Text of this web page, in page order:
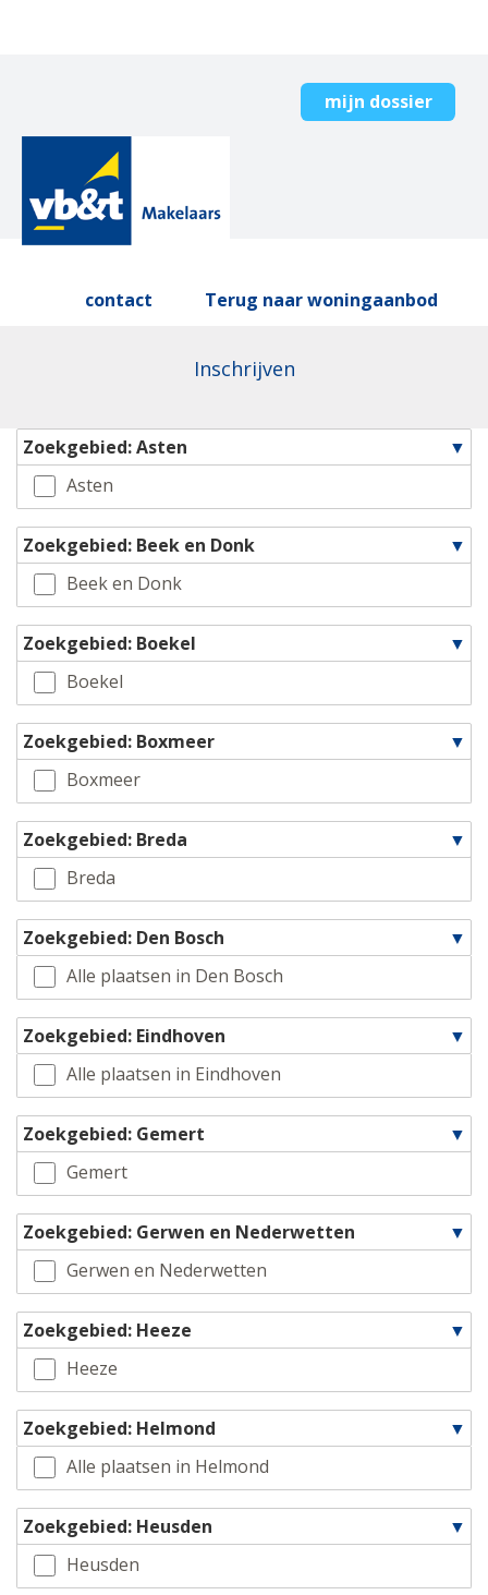
mijn dossier
Terug naar woningaanbod
contact
Inschrijven
Zoekgebied: Asten
Asten
Zoekgebied: Beek en Donk
Beek en Donk
Zoekgebied: Boekel
Boekel
Zoekgebied: Boxmeer
Boxmeer
Zoekgebied: Breda
Breda
Zoekgebied: Den Bosch
Alle plaatsen in Den Bosch
Zoekgebied: Eindhoven
Alle plaatsen in Eindhoven
Zoekgebied: Gemert
Gemert
Zoekgebied: Gerwen en Nederwetten
Gerwen en Nederwetten
Zoekgebied: Heeze
Heeze
Zoekgebied: Helmond
Alle plaatsen in Helmond
Zoekgebied: Heusden
Heusden